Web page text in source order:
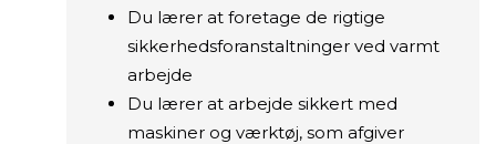
Du lærer at foretage de rigtige
sikkerhedsforanstaltninger ved varmt
arbejde
Du lærer at arbejde sikkert med
maskiner og værktøj, som afgiver